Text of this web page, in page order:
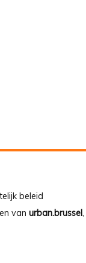
beleid
van urban.brussel,